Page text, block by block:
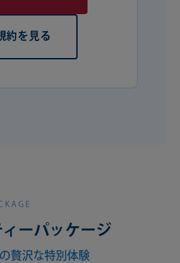
約を見る
ーパッケージ
贅沢な特別体験